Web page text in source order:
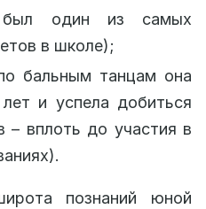
был один из самых
в школе);
бальным танцам она
и успела добиться
– вплоть до участия в
познаний юной